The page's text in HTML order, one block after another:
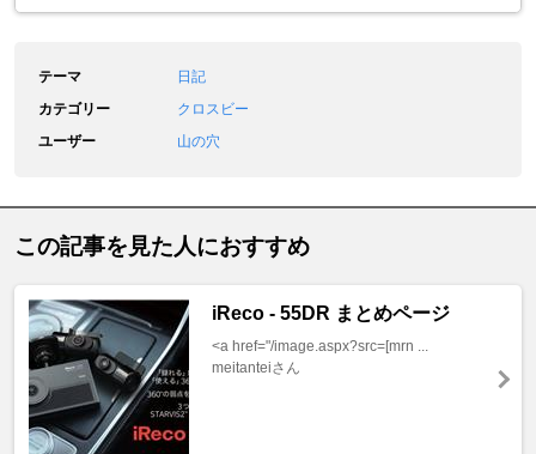
テーマ
日記
カテゴリー
クロスビー
ユーザー
山の穴
この記事を見た人におすすめ
iReco - 55DR まとめページ
<a href="/image.aspx?src=[mrn ...
meitanteiさん